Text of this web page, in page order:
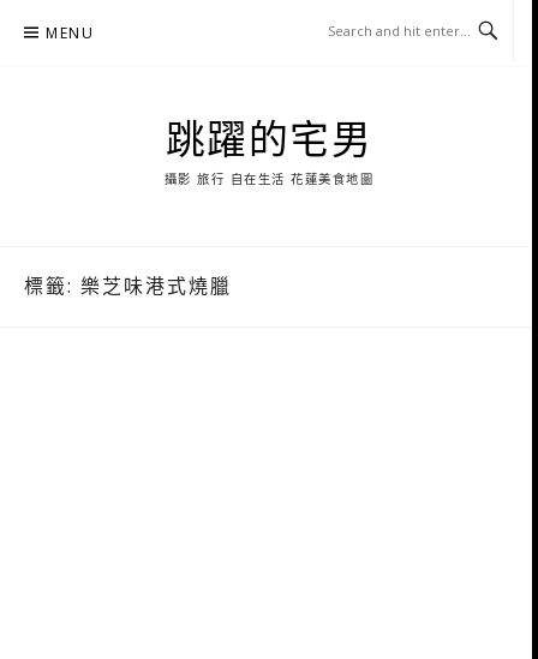
MENU
跳躍的宅男
攝影 旅行 自在生活 花蓮美食地圖
標籤: 樂芝味港式燒臘